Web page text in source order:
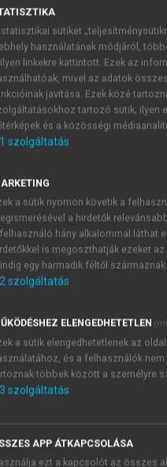
A regisztráció után a
FIÓKKAL
azonosítóval
sütiket
használatának módjáról,
linkekre kattintott. Ezek az
mivel az adatok
javítása. Ezek közé
tartozó sütik; ilyen
és a közösségi
1 szolgáltatás
a sütik nyomon követik a
a hirdetők
hány alkalommal láthat
is megoszthatják ezeket
egy harmadik féltől származnak.
2szolgáltatás
ELENGEDHETETLEN
a sütik elengedhetetlenek az
és a felhasználók
többek között a személyre
3 szolgáltatás
APP ÁTKAPCSOLÁSA
ezt a kapcsolót az összes